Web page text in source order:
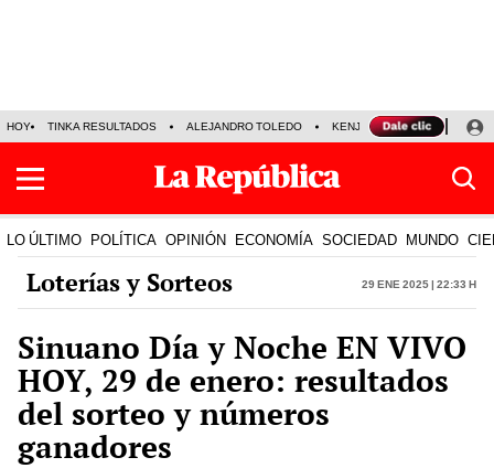
HOY TINKA RESULTADOS ALEJANDRO TOLEDO KENJI FUJIMORI
LO ÚLTIMO POLÍTICA OPINIÓN ECONOMÍA SOCIEDAD MUNDO
Loterías y Sorteos 29 Ene 2025 | 22:33 h
Sinuano Día y Noche EN VIVO
HOY, 29 de enero: resultados
del sorteo y números
ganadores